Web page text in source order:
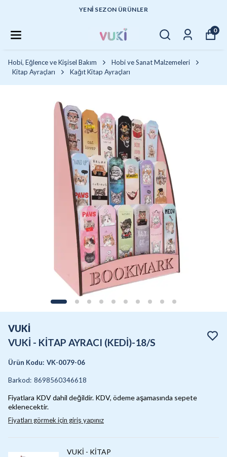
YENI SEZON ÜRÜNLER
0
Hobi, Eğlence ve Kişisel Bakım
Hobi ve Sanat Malzemeleri
Kitap Ayraçları
Kağıt Kitap Ayraçları
VUKİ
VUKİ - KİTAP AYRACI (KEDİ)-18/S
Ürün Kodu: VK-0079-06
Barkod: 8698560346618
Fiyatlara KDV dahil değildir. KDV, ödeme aşamasında sepete
eklenecektir.
Fiyatları görmek için giriş yapınız
VUKİ - KİTAP